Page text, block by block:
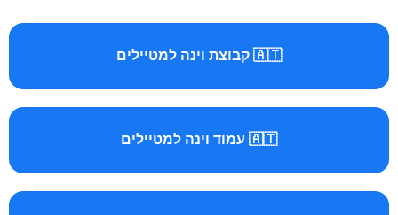
🇦🇹 קבוצת וינה למטיילים
🇦🇹 עמוד וינה למטיילים